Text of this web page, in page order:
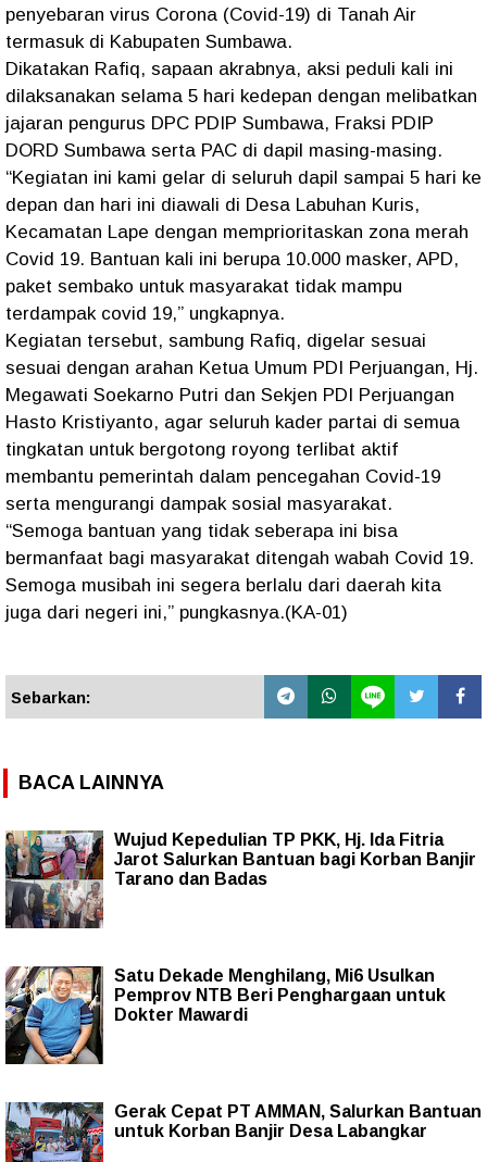
penyebaran virus Corona (Covid-19) di Tanah Air
termasuk di Kabupaten Sumbawa.
Dikatakan Rafiq, sapaan akrabnya, aksi peduli kali ini
dilaksanakan selama 5 hari kedepan dengan melibatkan
jajaran pengurus DPC PDIP Sumbawa, Fraksi PDIP
DORD Sumbawa serta PAC di dapil masing-masing.
“Kegiatan ini kami gelar di seluruh dapil sampai 5 hari ke
depan dan hari ini diawali di Desa Labuhan Kuris,
Kecamatan Lape dengan memprioritaskan zona merah
Covid 19. Bantuan kali ini berupa 10.000 masker, APD,
paket sembako untuk masyarakat tidak mampu
terdampak covid 19,” ungkapnya.
Kegiatan tersebut, sambung Rafiq, digelar sesuai
sesuai dengan arahan Ketua Umum PDI Perjuangan, Hj.
Megawati Soekarno Putri dan Sekjen PDI Perjuangan
Hasto Kristiyanto, agar seluruh kader partai di semua
tingkatan untuk bergotong royong terlibat aktif
membantu pemerintah dalam pencegahan Covid-19
serta mengurangi dampak sosial masyarakat.
“Semoga bantuan yang tidak seberapa ini bisa
bermanfaat bagi masyarakat ditengah wabah Covid 19.
Semoga musibah ini segera berlalu dari daerah kita
juga dari negeri ini,” pungkasnya.(KA-01)
Sebarkan:
BACA LAINNYA
Wujud Kepedulian TP PKK, Hj. Ida Fitria
Jarot Salurkan Bantuan bagi Korban Banjir
Tarano dan Badas
Satu Dekade Menghilang, Mi6 Usulkan
Pemprov NTB Beri Penghargaan untuk
Dokter Mawardi
Gerak Cepat PT AMMAN, Salurkan Bantuan
untuk Korban Banjir Desa Labangkar